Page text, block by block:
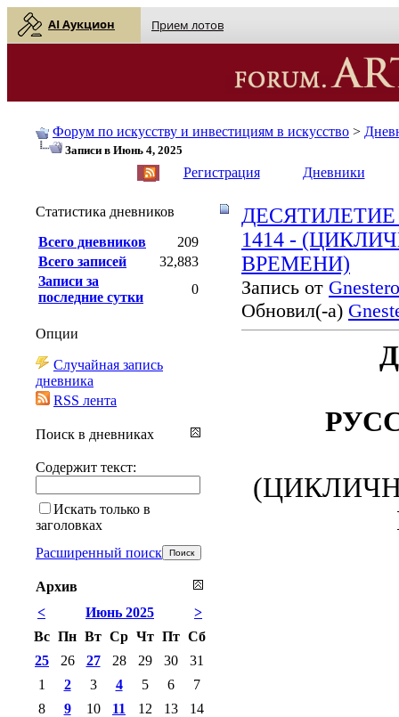
AI Аукцион Прием лотов
Форум по искусству и инвестициям в искусство >
Записи в Июнь 4, 2025
Регистрация Дневники
1414 -
ВРЕМЕНИ)
Запись от
Обновил(-а)
Статистика дневников
Всего дневников
209
Всего записей
32,883
Записи за
последние сутки
0
Опции
Случайная запись
дневника
RSS лента
Поиск в дневниках
Содержит текст:
Искать только в
заголовках
Расширенный поиск
Архив
<
>
Июнь 2025
Вс Пн Вт Ср Чт Пт Сб
25
26 27 28 29 30
31
1
2 3 4 5 6
7
8
9 10 11 12 13
14